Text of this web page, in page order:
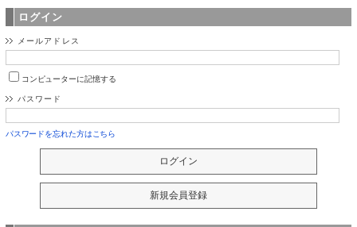
ログイン
メールアドレス
コンピューターに記憶する
パスワード
パスワードを忘れた方はこちら